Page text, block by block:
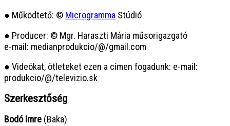
● Működtető: © Microgramma Stúdió
● Producer: © Mgr. Haraszti Mária műsorigazgató
e-mail: medianprodukcio/@/gmail.com
● Videókat, ötleteket ezen a címen fogadunk: e-mail:
produkcio/@/televizio.sk
Szerkesztőség
Bodó Imre (Baka)